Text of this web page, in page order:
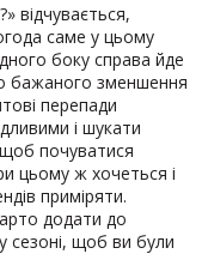
відчувається,
саме у цьому
боку справа йде
бажаного зменшення
перепади
і шукати
почуватися
цьому ж хочеться і
приміряти.
додати до
сезоні, щоб ви були